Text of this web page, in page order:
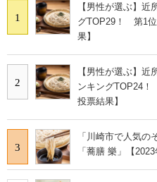
1
【男性が選ぶ】
グTOP29！ 第1位
果】
2
【男性が選ぶ】近
ンキングTOP24
投票結果】
3
「川崎市で人気
「蕎膳 樂」【2023